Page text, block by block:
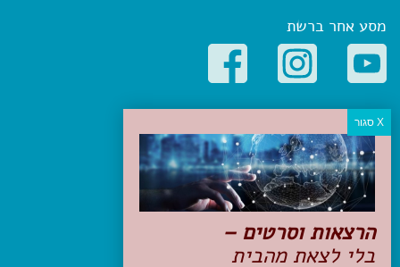
מסע אחר ברשת
קטגוריות פופולריות
יעדים
טיולים בישראל
מלונות בוטיק בישראל
טיפים והמלצות
הכנות לנסיעה
טיולי ג'יפים
הרצאות וסרטים –
בלי לצאת מהבית